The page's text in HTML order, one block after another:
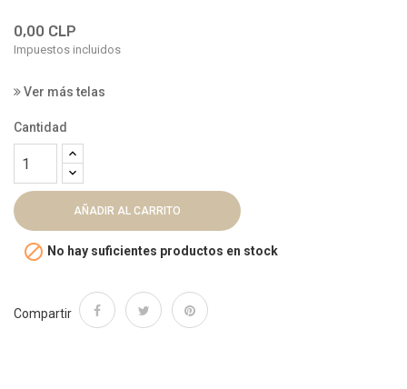
0,00 CLP
Impuestos incluidos
Ver más telas
Cantidad
AÑADIR AL CARRITO
 No hay suficientes productos en stock
Compartir